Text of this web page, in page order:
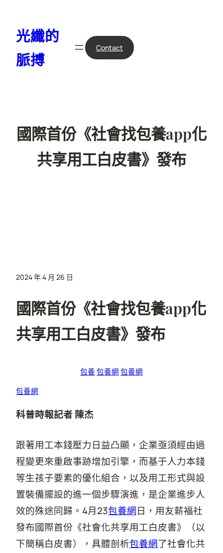
光纖的
脈搏
Contact
國際首份《社會找包養app化
共享用工白皮書》發布
2024 年 4 月 26 日
國際首份《社會找包養app化
共享用工白皮書》發布
包養 包養網 包養網
包養網
科普時報記者 陳杰
跟著用工本錢壓力日益凸顯，企業亟須經由過
程變更來重啟事跡增加引擎，而基于人力本錢
等生孩子要素的優化組合，以及用工形式與設
置裝備擺設的進一個步驟演進，是企業進步人
效的殊途同歸。4月23包養網日，用友薪福社
發布國際首份《社會化共享用工白皮書》（以
下簡稱白皮書），具體剖析包養網了社會化共